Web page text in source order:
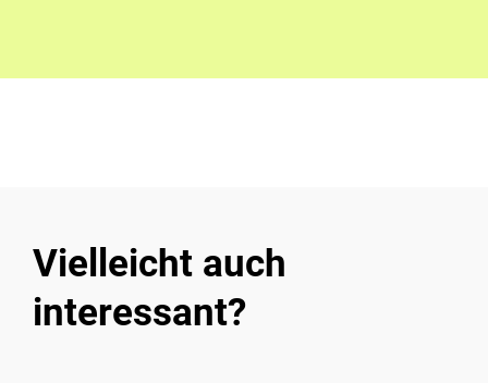
Vielleicht auch
interessant?